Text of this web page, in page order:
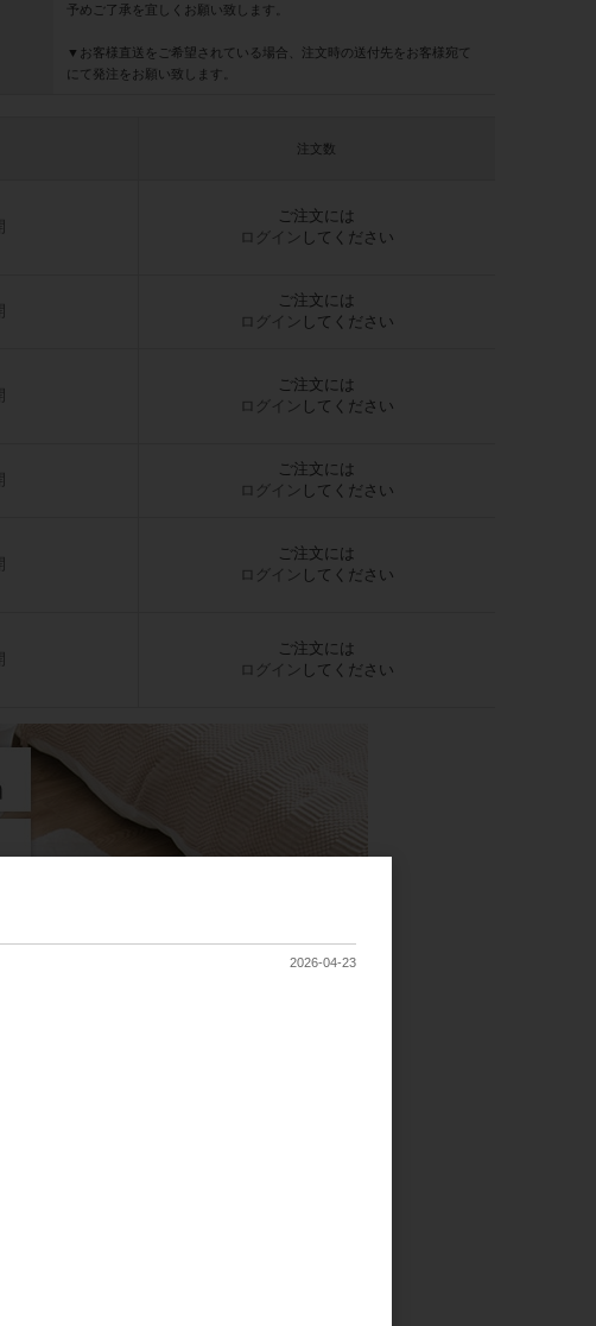
予めご了承を宜しくお願い致します。
▼お客様直送をご希望されている場合、注文時の送付先をお客様宛て
にて発注をお願い致します。
注文数
ご注文には
ログイン してください
ご注文には
ログイン してください
ご注文には
ログイン してください
ご注文には
ログイン してください
ご注文には
ログイン してください
ご注文には
ログイン してください
2026-04-23